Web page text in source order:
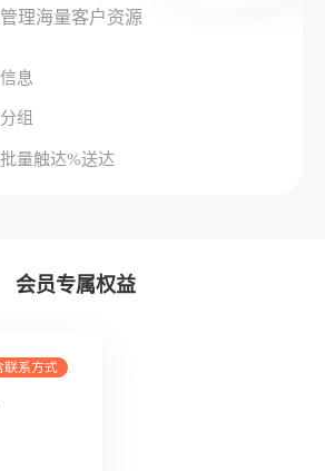
理海量客户资源
息
组
量触达%送达
会员专属权益